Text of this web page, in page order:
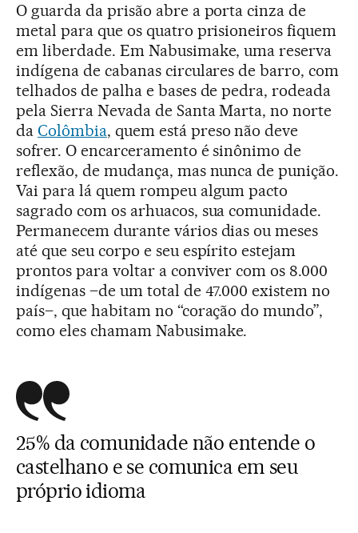
O guarda da prisão abre a porta cinza de
metal para que os quatro prisioneiros fiquem
em liberdade. Em Nabusimake, uma reserva
indígena de cabanas circulares de barro, com
telhados de palha e bases de pedra, rodeada
pela Sierra Nevada de Santa Marta, no norte
da Colômbia, quem está preso não deve
sofrer. O encarceramento é sinônimo de
reflexão, de mudança, mas nunca de punição.
Vai para lá quem rompeu algum pacto
sagrado com os arhuacos, sua comunidade.
Permanecem durante vários dias ou meses
até que seu corpo e seu espírito estejam
prontos para voltar a conviver com os 8.000
indígenas –de um total de 47.000 existem no
país–, que habitam no “coração do mundo”,
como eles chamam Nabusimake.
25% da comunidade não entende o
castelhano e se comunica em seu
próprio idioma